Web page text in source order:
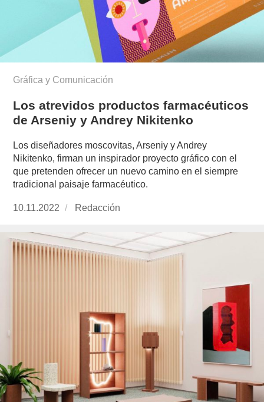
Gráfica y Comunicación
Los atrevidos productos farmacéuticos
de Arseniy y Andrey Nikitenko
Los diseñadores moscovitas, Arseniy y Andrey
Nikitenko, firman un inspirador proyecto gráfico con el
que pretenden ofrecer un nuevo camino en el siempre
tradicional paisaje farmacéutico.
Publicado
10.11.2022 https://www.experimenta.es/author/redaccion/
Redacción